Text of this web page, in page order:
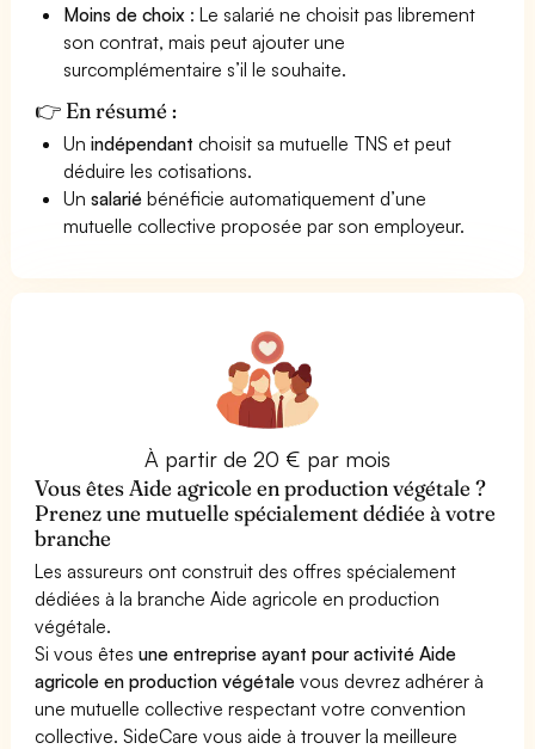
Moins de choix : Le salarié ne choisit pas librement
son contrat, mais peut ajouter une
surcomplémentaire s’il le souhaite.
👉 En résumé :
Unindépendant choisit sa mutuelle TNS et peut
déduire les cotisations.
Unsalarié bénéficie automatiquement d’une
mutuelle collective proposée par son employeur.
À partir de 20 € par mois
Vous êtes Aide agricole en production végétale ?
Prenez une mutuelle spécialement dédiée à votre
branche
Les assureurs ont construit des offres spécialement
dédiées à la branche Aide agricole en production
végétale.
Si vous êtesune entreprise ayant pour activité Aide
agricole en production végétale vous devrez adhérer à
une mutuelle collective respectant votre convention
collective. SideCare vous aide à trouver la meilleure